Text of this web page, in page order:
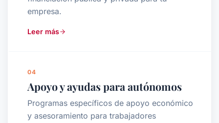
empresa.
Leer más
04
Apoyo y ayudas para autónomos
Programas específicos de apoyo económico
y asesoramiento para trabajadores